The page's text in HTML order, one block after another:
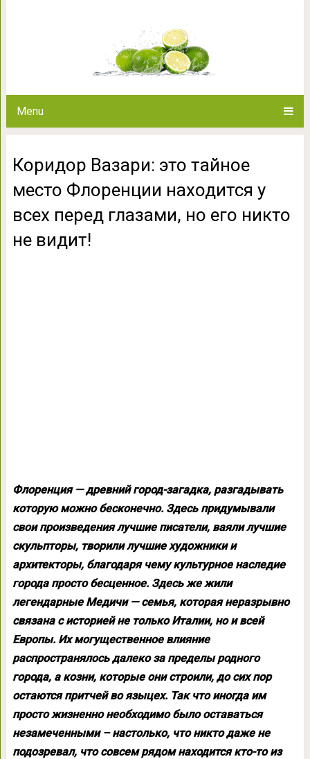
Menu
всех перед глазами,
Коридор Вазари: это тайное
место Флоренции находится у
всех перед глазами, но его никто
не видит!
Флоренция — древний город-загадка, разгадывать
которую можно бесконечно. Здесь придумывали
свои произведения лучшие писатели, ваяли лучшие
скульпторы, творили лучшие художники и
архитекторы, благодаря чему культурное наследие
города просто бесценное. Здесь же жили
легендарные Медичи — семья, которая неразрывно
связана с историей не только Италии, но и всей
Европы. Их могущественное влияние
распространялось далеко за пределы родного
города, а козни, которые они строили, до сих пор
остаются притчей во языцех. Так что иногда им
просто жизненно необходимо было оставаться
незамеченными – настолько, что никто даже не
подозревал, что совсем рядом находится кто-то из